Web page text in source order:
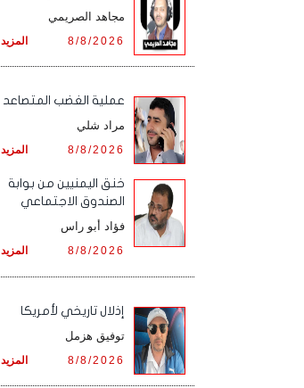
مجاهد الصريمي
المزيد 8/8/2026
‏عملية الغضب المتصاعد
مراد شلي
المزيد 8/8/2026
خنق اليمنيين من بوابة
الصندوق الاجتماعي
فؤاد أبو راس
المزيد 8/8/2026
إذلال تاريخي لأمريكا
توفيق هزمل
المزيد 8/8/2026